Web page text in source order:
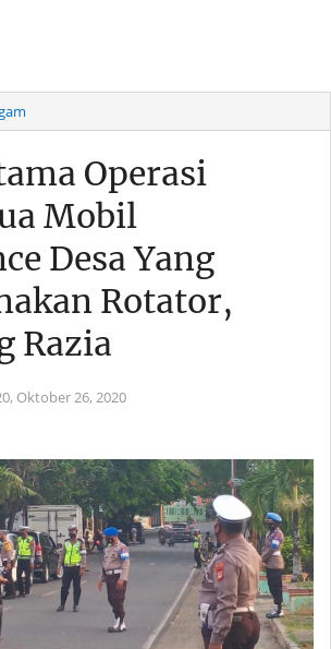
Operasi
Mobil
Desa Yang
Rotator,
Razia
Oktober 26, 2020